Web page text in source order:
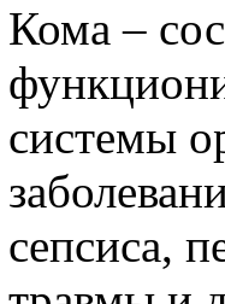
Кома –
системы
сепсиса,